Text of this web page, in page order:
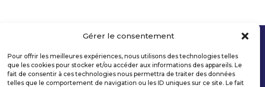
Gérer le consentement
Pour offrir les meilleures expériences, nous utilisons des technologies telles
que les cookies pour stocker et/ou accéder aux informations des appareils. Le
fait de consentir à ces technologies nous permettra de traiter des données
telles que le comportement de navigation ou les ID uniques sur ce site. Le fait